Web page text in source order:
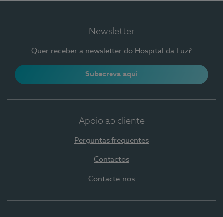
Newsletter
Quer receber a newsletter do Hospital da Luz?
Subscreva aqui
Apoio ao cliente
Perguntas frequentes
Contactos
Contacte-nos